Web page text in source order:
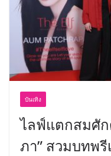
บันเทิง
ไลฟ์แตกสมศัก
ภา” สวมบทพ